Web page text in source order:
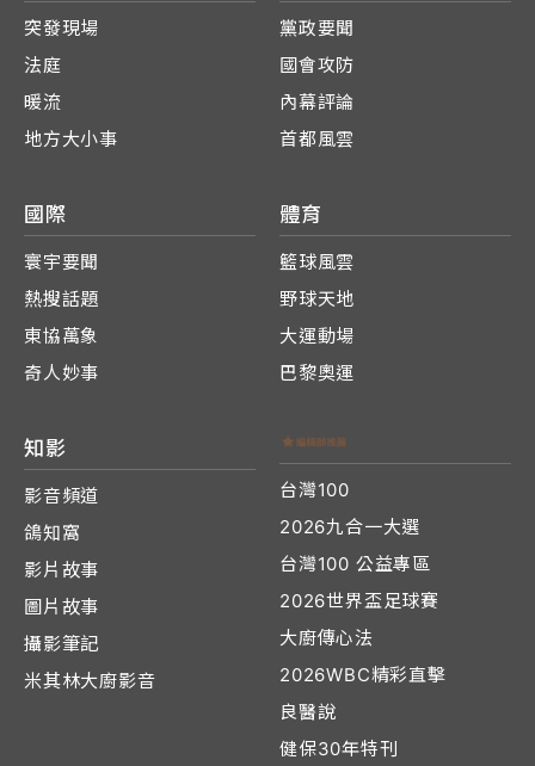
突發現場
法庭
暖流
地方大小事
黨政要聞
國會攻防
內幕評論
首都風雲
國際
寰宇要聞
熱搜話題
東協萬象
奇人妙事
體育
籃球風雲
野球天地
大運動場
巴黎奧運
知影
影音頻道
鴿知窩
影片故事
圖片故事
攝影筆記
米其林大廚影音
台灣100
2026九合一大選
台灣100 公益專區
2026世界盃足球賽
大廚傳心法
2026WBC精彩直擊
良醫說
健保30年特刊